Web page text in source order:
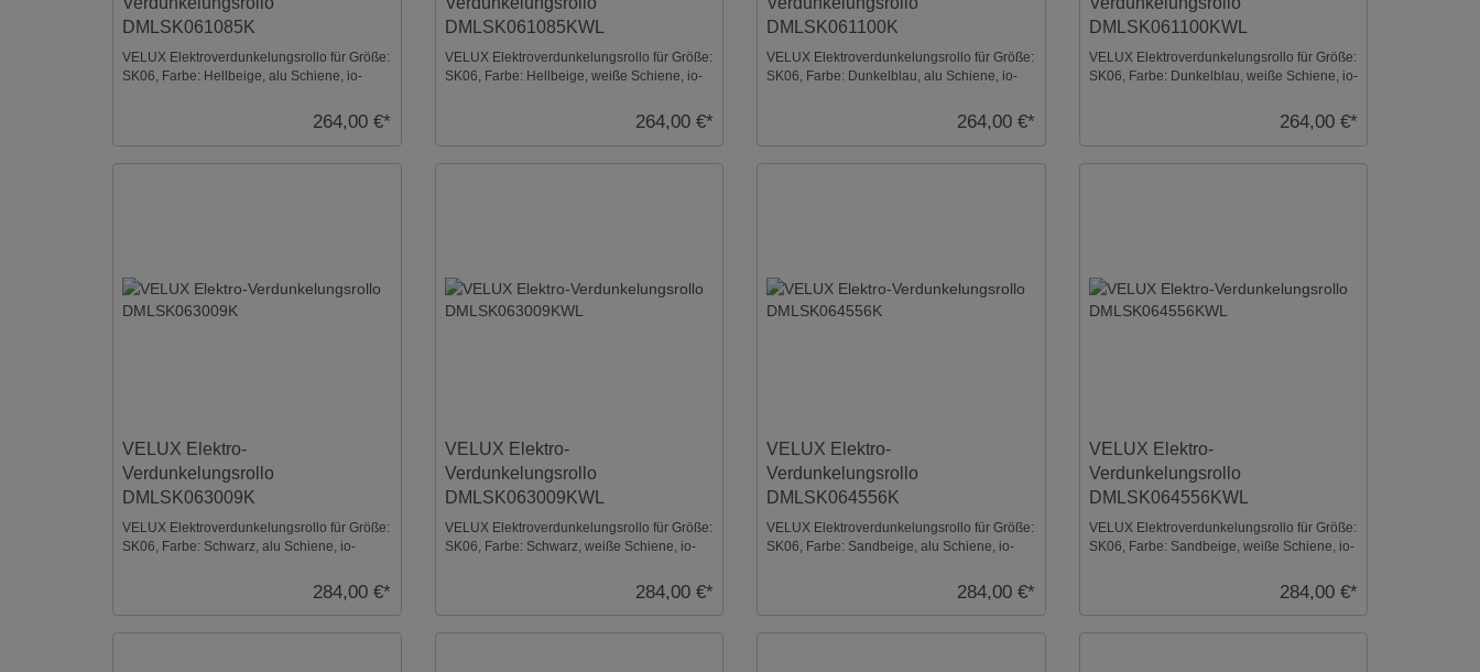
DMLSK061085K
VELUX Elektroverdunkelungsrollo für Größe:
SK06, Farbe: Hellbeige, alu Schiene, io-
264,00 €*
DMLSK061085KWL
VELUX Elektroverdunkelungsrollo für Größe:
SK06, Farbe: Hellbeige, weiße Schiene, io-
264,00 €*
DMLSK061100K
VELUX Elektroverdunkelungsrollo für Größe:
SK06, Farbe: Dunkelblau, alu Schiene, io-
264,00 €*
DMLSK061100KWL
VELUX Elektroverdunkelungsrollo für Größe:
SK06, Farbe: Dunkelblau, weiße Schiene, io-
264,00 €*
VELUX Elektro-
Verdunkelungsrollo
DMLSK063009K
VELUX Elektroverdunkelungsrollo für Größe:
SK06, Farbe: Schwarz, alu Schiene, io-
284,00 €*
VELUX Elektro-
Verdunkelungsrollo
DMLSK063009KWL
VELUX Elektroverdunkelungsrollo für Größe:
SK06, Farbe: Schwarz, weiße Schiene, io-
284,00 €*
VELUX Elektro-
Verdunkelungsrollo
DMLSK064556K
VELUX Elektroverdunkelungsrollo für Größe:
SK06, Farbe: Sandbeige, alu Schiene, io-
284,00 €*
VELUX Elektro-
Verdunkelungsrollo
DMLSK064556KWL
VELUX Elektroverdunkelungsrollo für Größe:
SK06, Farbe: Sandbeige, weiße Schiene, io-
284,00 €*